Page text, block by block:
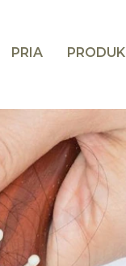
PRIA PRODUK